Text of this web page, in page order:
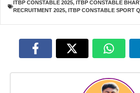
ITBP CONSTABLE 2025, ITBP CONSTABLE
RECRUITMENT 2025, ITBP CONSTABLE SPORT